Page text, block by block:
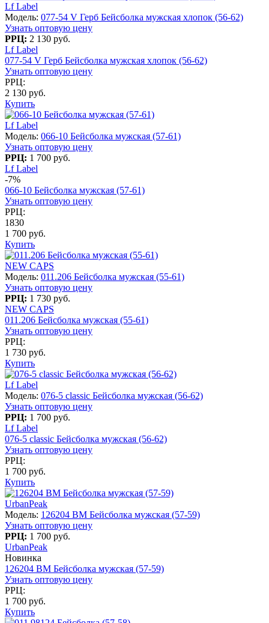
Lf Label
Модель: 077-54 V Герб Бейсболка мужская хлопок (56-62)
Узнать оптовую цену
РРЦ: 2 130 руб.
Lf Label
077-54 V Герб Бейсболка мужская хлопок (56-62)
Узнать оптовую цену
РРЦ:
2 130 руб.
Купить
Lf Label
Модель: 066-10 Бейсболка мужская (57-61)
Узнать оптовую цену
РРЦ: 1 700 руб.
Lf Label
-7%
066-10 Бейсболка мужская (57-61)
Узнать оптовую цену
РРЦ:
1830
1 700 руб.
Купить
NEW CAPS
Модель: 011.206 Бейсболка мужская (55-61)
Узнать оптовую цену
РРЦ: 1 730 руб.
NEW CAPS
011.206 Бейсболка мужская (55-61)
Узнать оптовую цену
РРЦ:
1 730 руб.
Купить
Lf Label
Модель: 076-5 classic Бейсболка мужская (56-62)
Узнать оптовую цену
РРЦ: 1 700 руб.
Lf Label
076-5 classic Бейсболка мужская (56-62)
Узнать оптовую цену
РРЦ:
1 700 руб.
Купить
UrbanPeak
Модель: 126204 BM Бейсболка мужская (57-59)
Узнать оптовую цену
РРЦ: 1 700 руб.
UrbanPeak
Новинка
126204 BM Бейсболка мужская (57-59)
Узнать оптовую цену
РРЦ:
1 700 руб.
Купить